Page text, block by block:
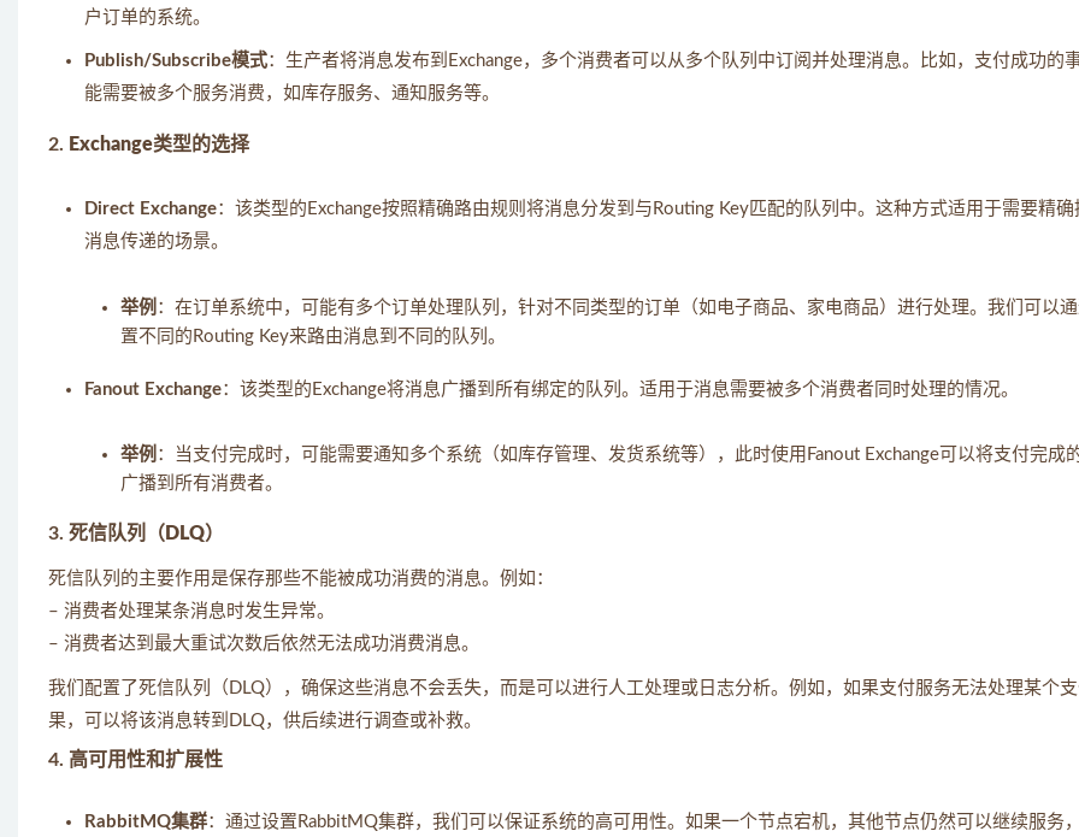
户订单的系统。
Publish/Subscribe模式：生产者将消息发布到Exchange，多个消费者可以从多个队列中订阅并处理消息。比如，支付成功的
能需要被多个服务消费，如库存服务、通知服务等。
2. Exchange类型的选择
Direct Exchange：该类型的Exchange按照精确路由规则将消息分发到与Routing Key匹配的队列中。这种方式适用于需要精确
消息传递的场景。
举例 ：在订单系统中，可能有多个订单处理队列，针对不同类型的订单（如电子商品、家电商品）进行处理。我们可以
置不同的Routing Key来路由消息到不同的队列。
Fanout Exchange：该类型的Exchange将消息广播到所有绑定的队列。适用于消息需要被多个消费者同时处理的情况。
举例 ：当支付完成时，可能需要通知多个系统（如库存管理、发货系统等），此时使用Fanout Exchange可以将支付完成
广播到所有消费者。
3. 死信队列（DLQ）
死信队列的主要作用是保存那些不能被成功消费的消息。例如：
– 消费者处理某条消息时发生异常。
– 消费者达到最大重试次数后依然无法成功消费消息。
我们配置了死信队列（DLQ），确保这些消息不会丢失，而是可以进行人工处理或日志分析。例如，如果支付服务无法处理某个
果，可以将该消息转到DLQ，供后续进行调查或补救。
4. 高可用性和扩展性
RabbitMQ集群：通过设置RabbitMQ集群，我们可以保证系统的高可用性。如果一个节点宕机，其他节点仍然可以继续服务